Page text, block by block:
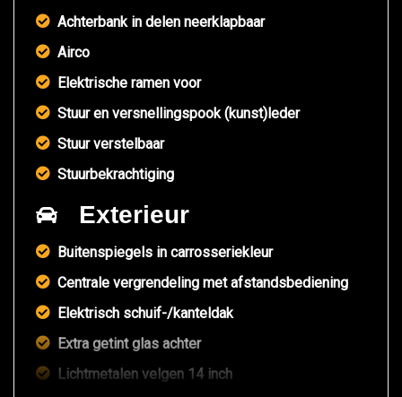
Achterbank in delen neerklapbaar
Airco
Elektrische ramen voor
Stuur en versnellingspook (kunst)leder
Stuur verstelbaar
Stuurbekrachtiging
Exterieur
Buitenspiegels in carrosseriekleur
Centrale vergrendeling met afstandsbediening
Elektrisch schuif-/kanteldak
Extra getint glas achter
Lichtmetalen velgen 14 inch